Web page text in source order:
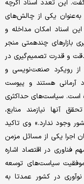
این تعدد اسناد اگرچه
به‌عنوان یکی از چالش‌های
اسناد امکان مداخله و
بازارهای چندهمتی منجر
دقت و قدرت تصمیم‌گیری در
از رویکرد صنعت‌نویسی و
آرمانی هستند و پیوست
است. سیاست‌های حداکثری
آنها نیازمند منابع،
وجود ندارد.» وی تاکید
یکی از مسائل مزمن
در اقتصاد اشاره
سیاست‌های توسعه
در کشور عمدتا به